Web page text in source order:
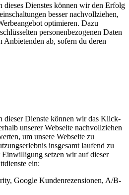
dieses Dienstes können wir den Erfolg
besser nachvollziehen,
optimieren. Dazu
personenbezogenen Daten
Anbietenden ab, sofern du deren
dieser Dienste können wir das Klick-
unserer Webseite nachvollziehen
um unsere Webseite zu
insgesamt laufend zu
Einwilligung setzen wir auf dieser
ein:
Google Kundenrezensionen, A/B-